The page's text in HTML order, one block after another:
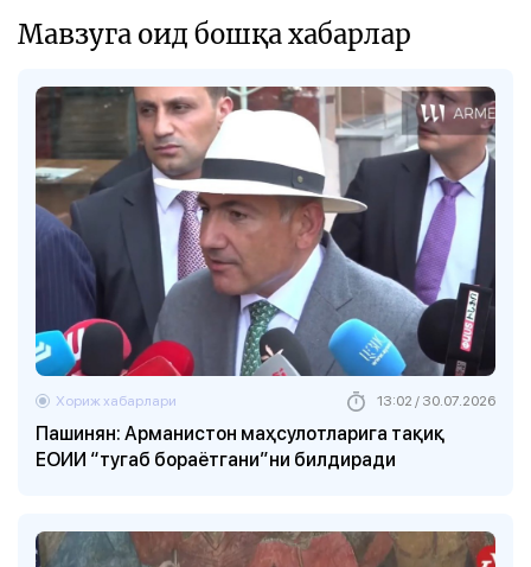
Мавзуга оид бошқа хабарлар
Пашинян: Арманистон маҳсулотларига тақиқ
ЕОИИ “тугаб бораётгани”ни билдиради
Хориж хабарлари 13:02 / 30.07.2026